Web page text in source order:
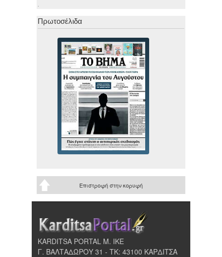
.
Πρωτοσέλιδα
Επιστροφή στην κορυφή
KARDITSA PORTAL Μ. ΙΚΕ
Γ. ΒΑΛΤΑΔΩΡΟΥ 31 - ΤΚ: 43100 ΚΑΡΔΙΤΣΑ